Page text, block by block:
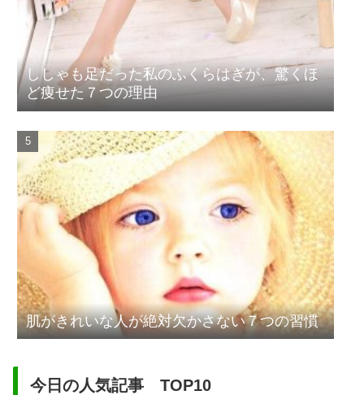
ししゃも足だった私のふくらはぎが、驚くほ
ど痩せた７つの理由
肌がきれいな人が絶対欠かさない７つの習慣
今日の人気記事 TOP10